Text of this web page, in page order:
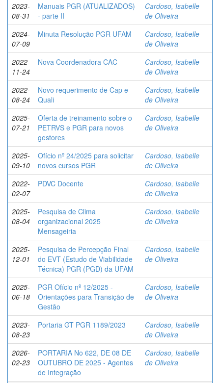
2023-
08-31
Manuais PGR (ATUALIZADOS)
- parte II
Cardoso, Isabelle
de Oliveira
2024-
07-09
Minuta Resolução PGR UFAM
Cardoso, Isabelle
de Oliveira
2022-
11-24
Nova Coordenadora CAC
Cardoso, Isabelle
de Oliveira
2022-
08-24
Novo requerimento de Cap e
Quali
Cardoso, Isabelle
de Oliveira
2025-
07-21
Oferta de treinamento sobre o
PETRVS e PGR para novos
gestores
Cardoso, Isabelle
de Oliveira
2025-
09-10
Ofício nº 24/2025 para solicitar
novos cursos PGR
Cardoso, Isabelle
de Oliveira
2022-
02-07
PDVC Docente
Cardoso, Isabelle
de Oliveira
2025-
08-04
Pesquisa de Clima
organizacional 2025
Mensageiria
Cardoso, Isabelle
de Oliveira
2025-
12-01
Pesquisa de Percepção Final
do EVT (Estudo de Viabilidade
Técnica) PGR (PGD) da UFAM
Cardoso, Isabelle
de Oliveira
2025-
06-18
PGR Ofício nº 12/2025 -
Orientações para Transição de
Gestão
Cardoso, Isabelle
de Oliveira
2023-
08-23
Portaria GT PGR 1189/2023
Cardoso, Isabelle
de Oliveira
2026-
02-23
PORTARIA No 622, DE 08 DE
OUTUBRO DE 2025 - Agentes
de Integração
Cardoso, Isabelle
de Oliveira